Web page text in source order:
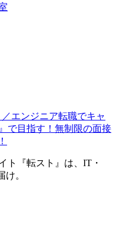
／エンジニア転職でキャ
で目指す！無制限の面接
ト『転スト』は、IT・
。